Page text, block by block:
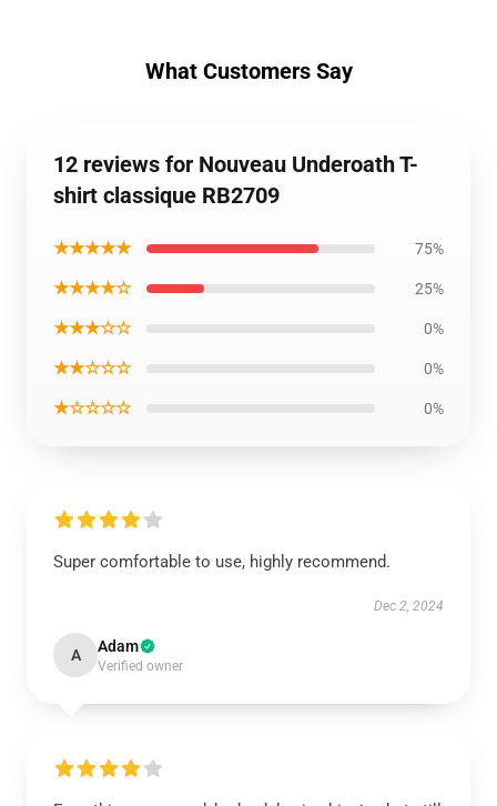
What Customers Say
12 reviews for Nouveau Underoath T-
shirt classique RB2709
★★★★★ 75%
★★★★☆ 25%
★★★☆☆ 0%
★★☆☆☆ 0%
★☆☆☆☆ 0%
Super comfortable to use, highly recommend.
Dec 2, 2024
A Adam
Verified owner